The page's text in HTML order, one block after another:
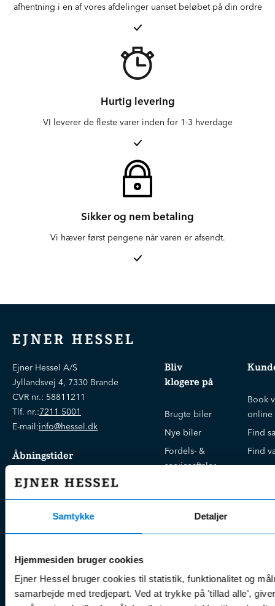
Samtykke Detaljer
Hjemmesiden bruger cookies
Ejner Hessel bruger cookies til statistik, funktionalitet og
samarbejde med tredjepart. Ved at trykke på 'tillad alle',
afhentning i en af vores afdelinger uanset beløbet på din ordre
Hurtig levering
VI leverer de fleste varer inden for 1-3 hverdage
Sikker og nem betaling
Vi hæver først pengene når varen er afsendt.
EJNER HESSEL
Ejner Hessel A/S
Jyllandsvej 4, 7330 Brande
CVR nr.: 58811211
Tlf. nr.:7211 5001
E-mail:info@hessel.dk
Åbningstider
Man - Fre:
07.30 - 17.30
Weekend:
Sikker betaling
Bliv
klogere på
Brugte biler
Nye biler
Fordels- &
serviceaftaler
& tricks
Kampagner
& nyheder
Tilmeld dig
nyhedsbrevet
Book
online
Find
Find